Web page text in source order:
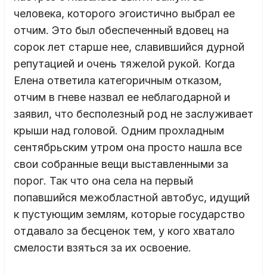
человека, которого эгоистично выбрал ее
отчим. Это был обеспеченный вдовец на
сорок лет старше нее, славившийся дурной
репутацией и очень тяжелой рукой. Когда
Елена ответила категоричным отказом,
отчим в гневе назвал ее неблагодарной и
заявил, что бесполезный род не заслуживает
крыши над головой. Одним прохладным
сентябрьским утром она просто нашла все
свои собранные вещи выставленными за
порог. Так что она села на первый
попавшийся межобластной автобус, идущий
к пустующим землям, которые государство
отдавало за бесценок тем, у кого хватало
смелости взяться за их освоение.